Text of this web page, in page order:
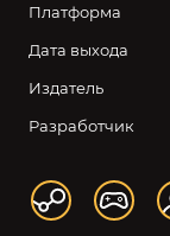
Платформа
Дата выхода
Издатель
Разработчик